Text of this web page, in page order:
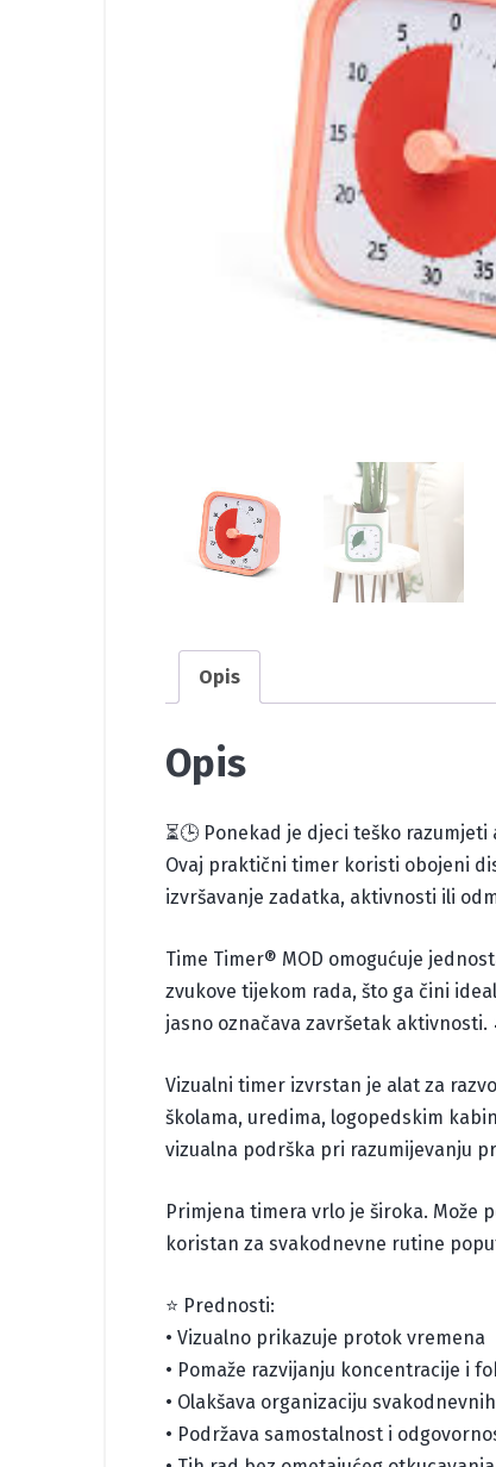
Opis
Opis
⏳🕒 Ponekad je djeci teško
Ovaj praktični timer koristi obojeni
izvršavanje zadatka, aktivnosti ili
Time Timer® MOD omogućuje
zvukove tijekom rada, što ga čini
jasno označava završetak aktivnosti.
Vizualni timer izvrstan je alat za
školama, uredima, logopedskim
vizualna podrška pri razumijevanju
Primjena timera vrlo je široka. Može
koristan za svakodnevne rutine
⭐ Prednosti:
• Vizualno prikazuje protok vremena
• Pomaže razvijanju koncentracije i
• Olakšava organizaciju
• Podržava samostalnost i